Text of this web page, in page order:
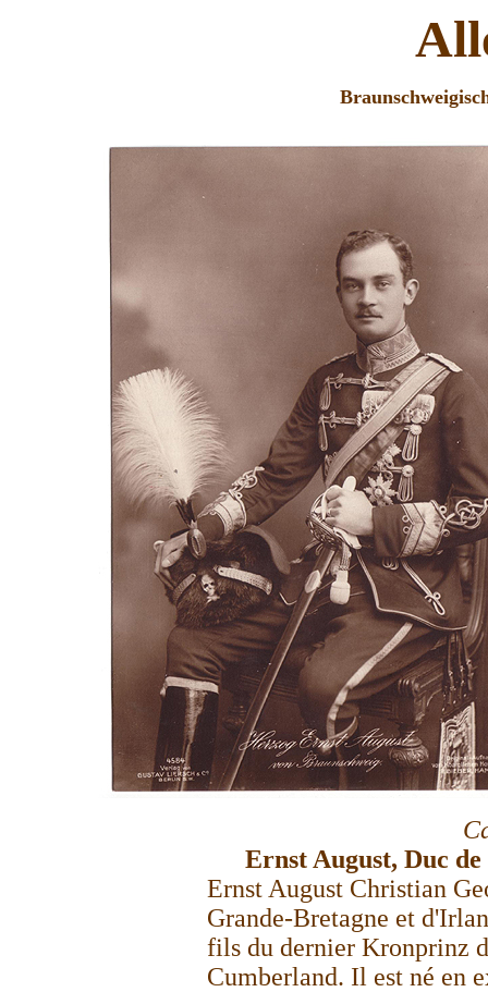
Ernst August, Duc
Ernst August Christian
Grande-Bretagne et
fils du dernier Kronprinz
Cumberland. Il est né en